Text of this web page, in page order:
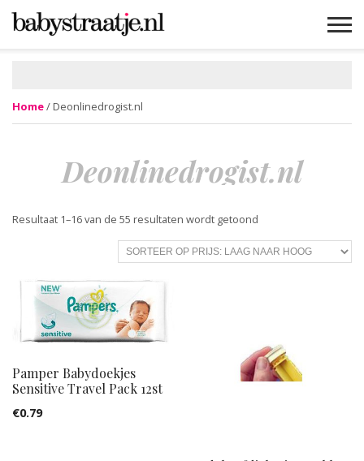
Home/ Deonlinedrogist.nl
Deonlinedrogist.nl
Resultaat 1–16 van de 55 resultaten wordt getoond
op
prijs:
Pamper Babydoekjes
Sensitive Travel Pack 12st
€0.79